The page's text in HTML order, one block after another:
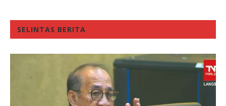
SELINTAS BERITA